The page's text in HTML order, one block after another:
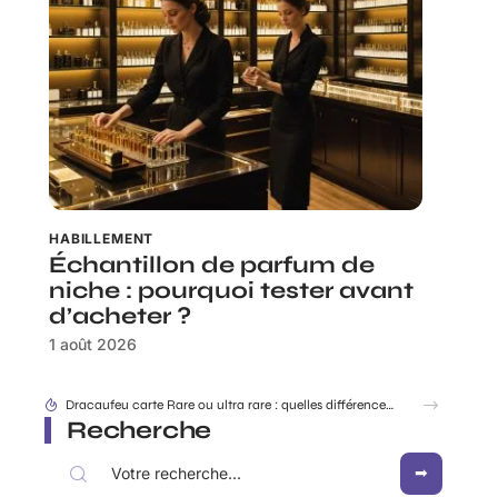
HABILLEMENT
Échantillon de parfum de
niche : pourquoi tester avant
d’acheter ?
1 août 2026
Dracaufeu carte Rare ou ultra rare : quelles différences pour les collectionneurs ?
Recherche